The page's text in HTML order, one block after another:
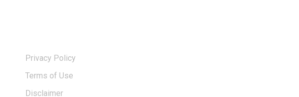
Privacy Policy
Terms of Use
Disclaimer